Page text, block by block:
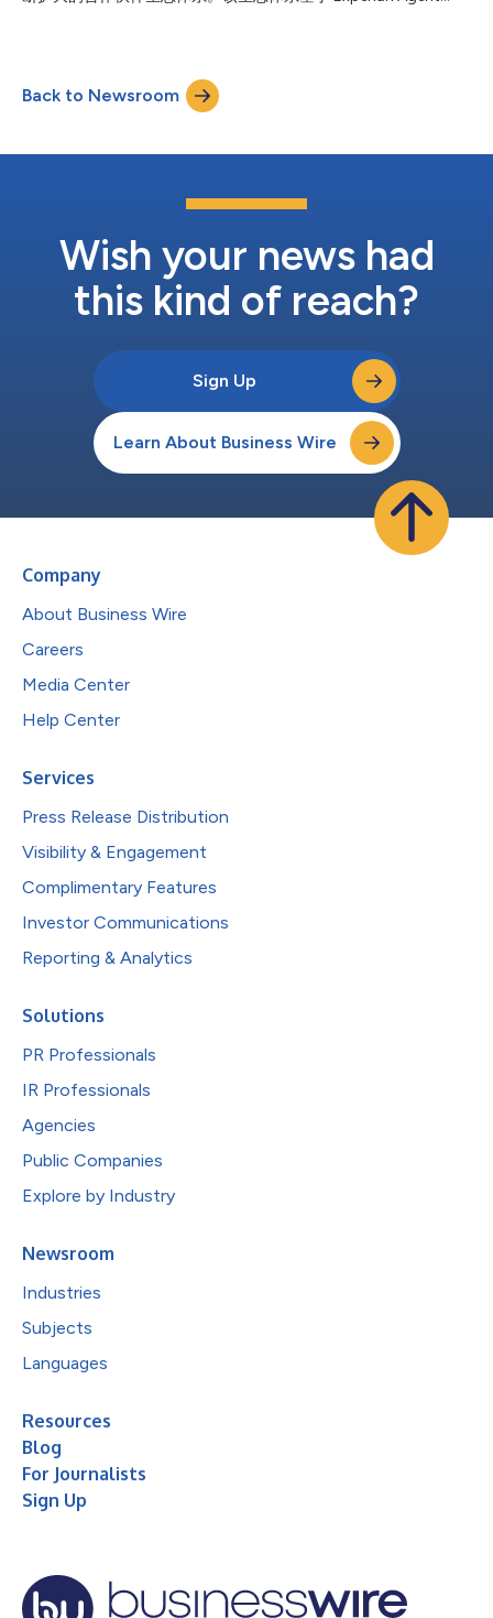
用AI工具进行在线购买或预订，在25-39岁的人群中，这一比例高
正面临一项核心挑战：当一项行为不再由人类直接发起时，如何确
保其可信性。若无法在人类与 AI 智能代理之间建立经过验证的关
联，自主商业生态将衍生出欺诈、身份冒用以及未经授权交易等新
能代理驱动的交互建立可靠的身份认证、责任追溯与信任基础。
字商业中的作用不断扩大，信任、安全与性能也必须同步实现规模
化提升。缺乏可信基础，智能代理商业便无法真正走向规模化发
Back to Newsroom
Wish your news had
this kind of reach?
Sign Up
Learn About Business Wire
Company
About Business Wire
Careers
Media Center
Help Center
Services
Press Release Distribution
Visibility & Engagement
Complimentary Features
Investor Communications
Reporting & Analytics
Solutions
PR Professionals
IR Professionals
Agencies
Public Companies
Explore by Industry
Newsroom
Industries
Subjects
Languages
Resources
Blog
For Journalists
Sign Up